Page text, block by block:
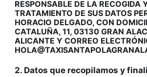
RESPONSABLE DE LA RECOGIDA
TRATAMIENTO DE SUS DATOS
HORACIO DELGADO, CON
CATALUÑA, 11, 03130 GRAN
ALICANTE Y CORREO
2. Datos que recopilamos y